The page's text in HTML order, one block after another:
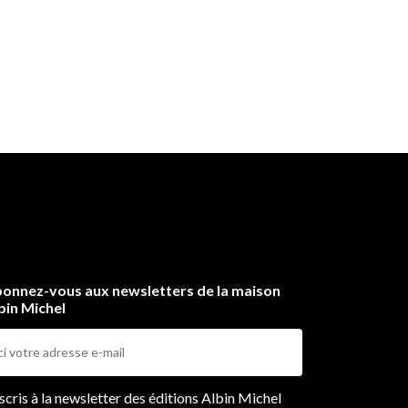
vous aux newsletters de la maison
Michel
à la newsletter des éditions Albin Michel